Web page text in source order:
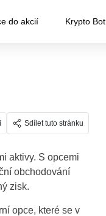
do akcií Krypto Bot
Sdílet tuto stránku
aktivy. S opcemi
obchodování
zisk.
opce, které se v